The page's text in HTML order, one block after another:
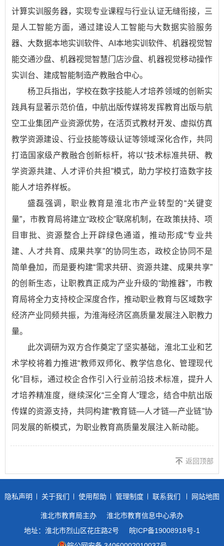
计算实训服务器，实现专业课程与行业认证无缝衔接，三
是人工智能方面，通过建设人工智能与大数据实验服务
器、大数据本地实训软件、AI本地实训软件、机器视觉智
能交通沙盘、机器视觉智慧门店沙盘、机器视觉移动操作
实训台、建成智能制造产教融合中心。
杨卫兵指出，学校在数字技能人才培养领域的创新实
践具有显著示范价值，中航出版传媒将发挥教育出版与航
空工业集团产业资源优势，在活页式教材开发、虚拟仿真
教学资源建设、行业技能等级认证等领域深化合作，共同
打造国家级产教融合创新标杆，将以“技术标准共研、教
学资源共建、人才评价共担”模式，助力学校打造数字技
能人才培养样板。
盛磊强调，职业教育是淮北市产业转型的“关键变
量”，市教育局将建立“政校企”联席机制，在政策扶持、项
目审批、资源整合上开辟绿色通道，推动形成“专业共
建、人才共育、成果共享”的协同生态，政校企协同不是
简单叠加，而是要构建“需求共研、资源共建、成果共享”
的创新生态，让职教真正成为产业升级的“助推器”，市教
育局将全力支持校企深度合作，推动职业教育与区域数字
经济产业同频共振，为淮海经济区高质量发展注入职教力
量。
此次调研为双方合作奠定了坚实基础，淮北工业和艺
术学校将着力推进“教师双师化、教学信息化、管理现代
化”目标，通过校企合作引入行业前沿技术标准，提升人
才培养精准度，继续深化“三全育人”理念，结合中航出版
传媒的资源支持，共同构建“教育链—人才链—产业链”协
同发展的新模式，为职业教育高质量发展注入新动能。
返回顶部
隐私声明 关于我们 使用帮助 管理制度 联系我们 网站地图
淮北市教育局主办
淮北市教育信息中心承办
地址：淮北市烈山区花庄路2号
皖ICP备19008918号-1